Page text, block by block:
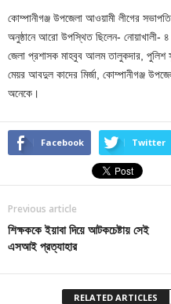
কোম্পানীগঞ্জ উপজেলা আওয়ামী লীগের
অনুষ্ঠানে আরো উপস্থিত ছিলেন- নোয়াখালী-
জেলা প্রশাসক মাহবুব আলম তালুকদার, পুলিশ
মেয়র আবদুল কাদের মির্জা, কোম্পানীগঞ্জ
অনেকে।
Facebook Twitter
Previous article
শিক্ষককে ইয়াবা দিয়ে আটকচেষ্টায় সেই
এসআই প্রত্যাহার
RELATED ARTICLES